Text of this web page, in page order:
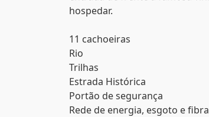
hospedar.
11 cachoeiras
Rio
Trilhas
Estrada Histórica
Portão de segurança
Rede de energia, esgoto e